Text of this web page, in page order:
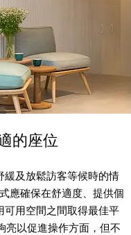
的座位
緩及放鬆訪客等候時的情
應確保在舒適度、提供個
可用空間之間取得最佳平
亮以促進操作方面，但不